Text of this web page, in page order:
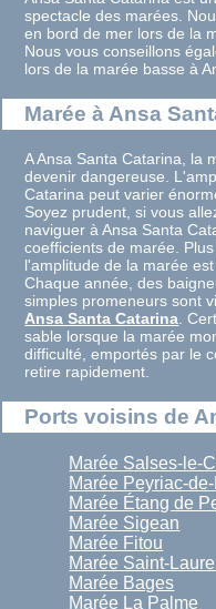
spectacle des marées.
en bord de mer lors de la
Nous vous conseillons
lors de la marée basse à
Marée à Ansa
A Ansa Santa Catarina, la
devenir dangereuse.
Catarina peut varier
Soyez prudent, si vous
naviguer à Ansa Santa
coefficients de marée.
l'amplitude de la marée
Chaque année, des
simples promeneurs sont
Ansa Santa Catarina.
sable lorsque la marée
difficulté, emportés par le
retire rapidement.
Ports voisins de
Marée Salses-le-
Marée Peyriac-
Marée Étang de
Marée Sigean
Marée Fitou
Marée Saint-
Marée Bages
Marée La Palme